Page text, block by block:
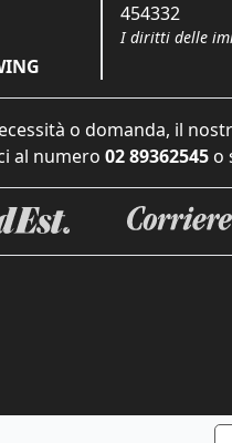
454332
I diritti delle
o domanda, il
al numero 02 89362545 o